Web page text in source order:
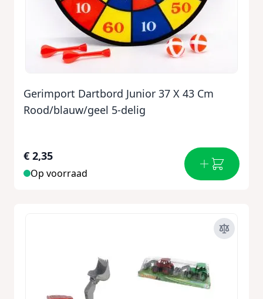
Gerimport Dartbord Junior 37 X 43 Cm
Rood/blauw/geel 5-delig
€ 2,35
Op voorraad